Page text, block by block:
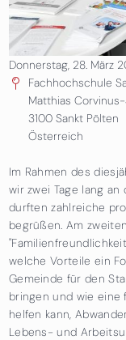
Donnerstag, 28. März
Fachhochschule
Matthias
3100 Sankt Pölten
Österreich
Im Rahmen des
wir zwei Tage lang
durften zahlreiche
begrüßen. Am
welche Vorteile ein
Gemeinde für den
bringen und wie eine
helfen kann,
Lebens- und